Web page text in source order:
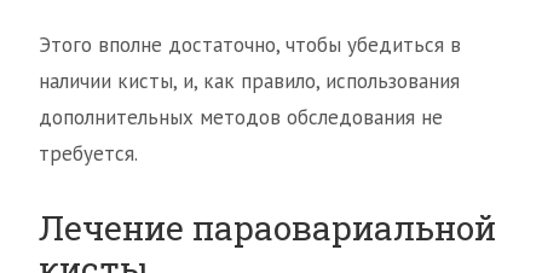
Этого вполне достаточно, чтобы убедиться в
наличии кисты, и, как правило, использования
дополнительных методов обследования не
требуется.
Лечение параовариальной